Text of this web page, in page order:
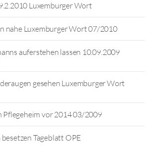
Luxemburger Wort
nahe Luxemburger Wort 07/2010
auferstehen lassen 10.09.2009
gesehen Luxemburger Wort
Pflegeheim vor 2014 03/2009
Tageblatt OPE